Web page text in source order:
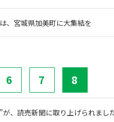
、宮城県加美町に大集結を
6 7 8
が、読売新聞に取り上げられまし